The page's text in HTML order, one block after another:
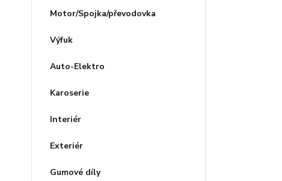
Motor/Spojka/převodovka
Výfuk
Auto-Elektro
Karoserie
Interiér
Exteriér
Gumové díly